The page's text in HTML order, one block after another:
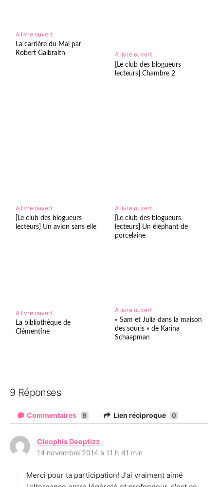
A livre ouvert
La carrière du Mal par
Robert Galbraith
A livre ouvert
[Le club des blogueurs
lecteurs] Chambre 2
A livre ouvert
[Le club des blogueurs
lecteurs] Un avion sans elle
A livre ouvert
[Le club des blogueurs
lecteurs] Un éléphant de
porcelaine
A livre ouvert
La bibliothèque de
Clémentine
A livre ouvert
« Sam et Julia dans la maison
des souris » de Karina
Schaapman
9 Réponses
Commentaires 9 Lien réciproque 0
Cleophis Deeptizz
i
:
14 novembre 2014 à 11 h 41 min
Merci pour ta participation! J'ai vraiment aimé